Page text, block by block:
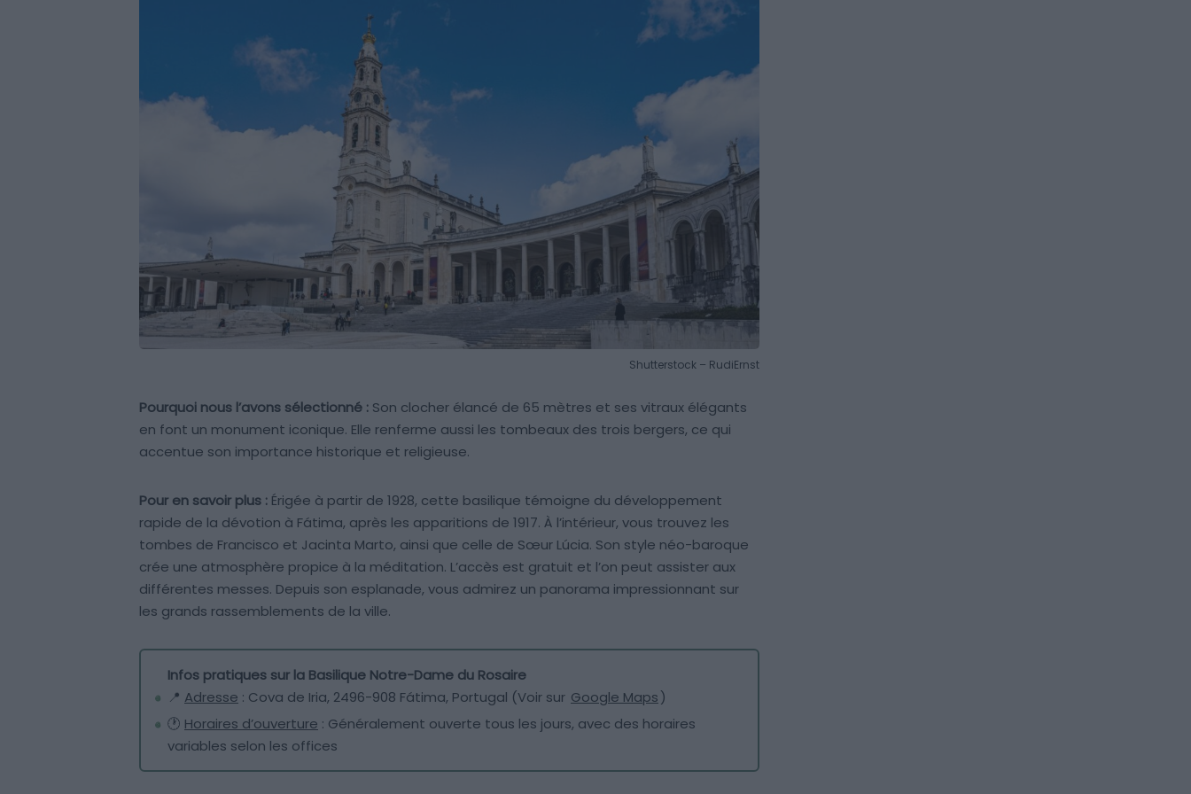
Shutterstock – RudiErnst
Pourquoi nous l’avons sélectionné : Son clocher élancé de 65 mètres et ses vitraux élégants
en font un monument iconique. Elle renferme aussi les tombeaux des trois bergers, ce qui
accentue son importance historique et religieuse.
Pour en savoir plus : Érigée à partir de 1928, cette basilique témoigne du développement
rapide de la dévotion à Fátima, après les apparitions de 1917. À l’intérieur, vous trouvez les
tombes de Francisco et Jacinta Marto, ainsi que celle de Sœur Lúcia. Son style néo-baroque
crée une atmosphère propice à la méditation. L’accès est gratuit et l’on peut assister aux
différentes messes. Depuis son esplanade, vous admirez un panorama impressionnant sur
les grands rassemblements de la ville.
Infos pratiques sur la Basilique Notre-Dame du Rosaire
📍 Adresse : Cova de Iria, 2496-908 Fátima, Portugal (Voir sur Google Maps)
🕐 Horaires d’ouverture : Généralement ouverte tous les jours, avec des horaires
variables selon les offices